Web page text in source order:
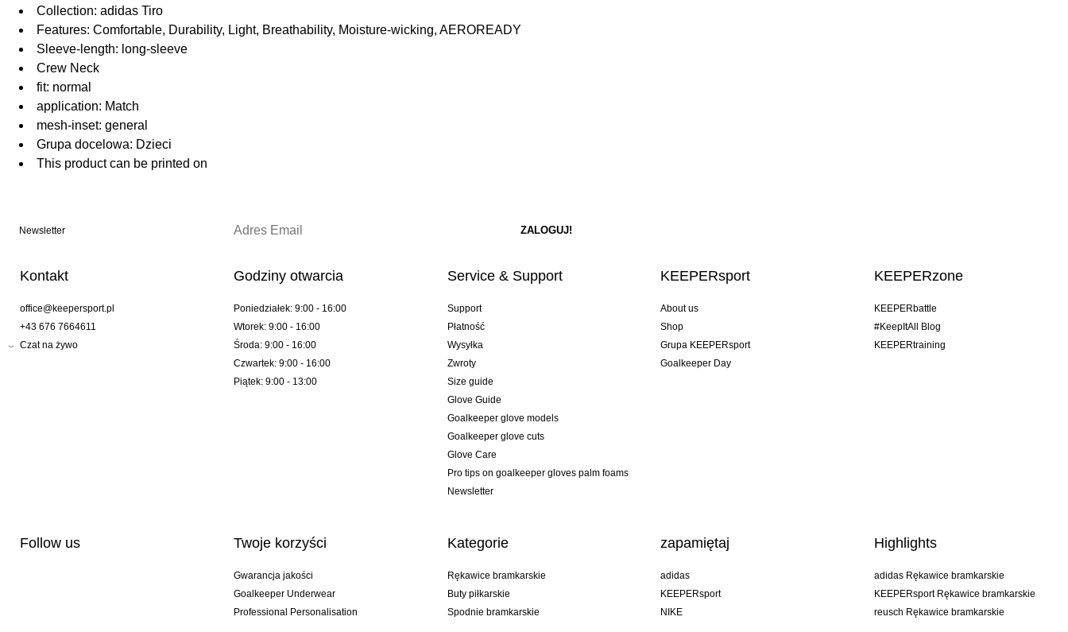
Collection: adidas Tiro
Features: Comfortable, Durability, Light, Breathability, Moisture-wicking, AEROREADY
Sleeve-length: long-sleeve
Crew Neck
fit: normal
application: Match
mesh-inset: general
Grupa docelowa: Dzieci
This product can be printed on
Newsletter
Kontakt
office@keepersport.pl
+43 676 7664611
Czat na żywo
Godziny otwarcia
Poniedziałek: 9:00 - 16:00
Wtorek: 9:00 - 16:00
Środa: 9:00 - 16:00
Czwartek: 9:00 - 16:00
Piątek: 9:00 - 13:00
Service & Support
Support
Płatność
Wysyłka
Zwroty
Size guide
Glove Guide
Goalkeeper glove models
Goalkeeper glove cuts
Glove Care
Pro tips on goalkeeper gloves palm foams
Newsletter
KEEPERsport
About us
Shop
Grupa KEEPERsport
Goalkeeper Day
KEEPERzone
KEEPERbattle
#KeepItAll Blog
KEEPERtraining
Follow us Twoje korzyści
Gwarancja jakości
Goalkeeper Underwear
Professional Personalisation
Kategorie
Rękawice bramkarskie
Buty piłkarskie
Spodnie bramkarskie
zapamiętaj
adidas
KEEPERsport
NIKE
Highlights
adidas Rękawice bramkarskie
KEEPERsport Rękawice bramkarskie
reusch Rękawice bramkarskie